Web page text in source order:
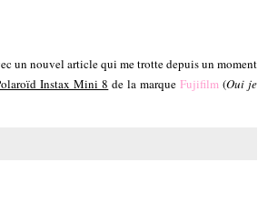
un nouvel article qui me trotte depuis un moment
Instax Mini 8 de la marqueFujifilm (Oui je